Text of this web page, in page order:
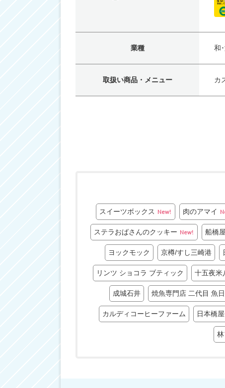
業種 和
取扱い商品・メニュー カ
スイーツボックス New! 肉のアマイ
ステラおばさんのクッキー New! 船橋屋
ヨックモック 京樽/すし三崎港
リンツ ショコラ ブティック 十五夜米
成城石井 焼魚専門店 二代目 魚
カルディコーヒーファーム 日本橋